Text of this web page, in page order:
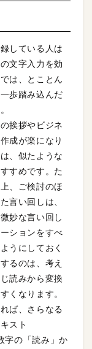
している人は
文字入力を効
は、とことん
歩踏み込んだ
挨拶やビジネ
成が楽になり
、似たような
すめです。た
、ご検討のほ
言い回しは、
妙な言い回し
ションをすべ
うにしておく
るのは、考え
読みから変換
くなります。
ば、さらなる
スト
字の「読み」か